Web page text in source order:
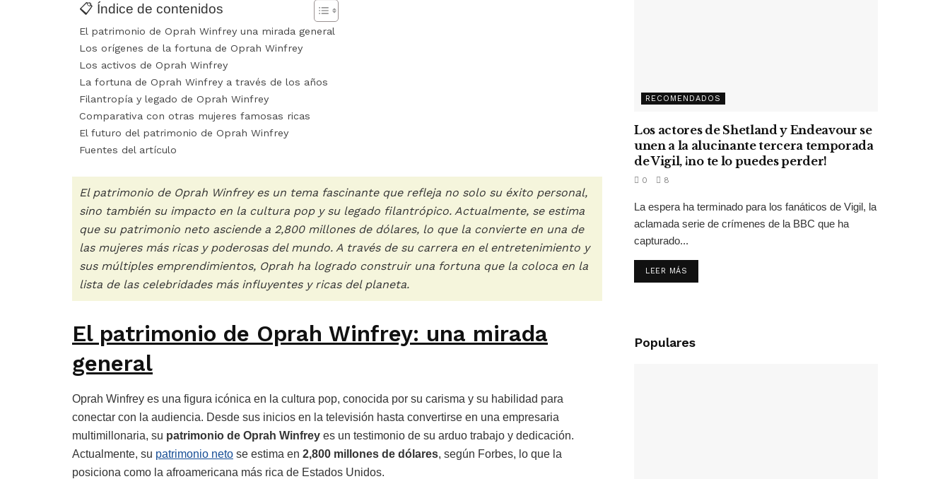
📋 Índice de contenidos
El patrimonio de Oprah Winfrey una mirada general
Los orígenes de la fortuna de Oprah Winfrey
Los activos de Oprah Winfrey
La fortuna de Oprah Winfrey a través de los años
Filantropía y legado de Oprah Winfrey
Comparativa con otras mujeres famosas ricas
El futuro del patrimonio de Oprah Winfrey
Fuentes del artículo
El patrimonio de Oprah Winfrey es un tema fascinante que refleja no solo su éxito personal,
sino también su impacto en la cultura pop y su legado filantrópico. Actualmente, se estima
que su patrimonio neto asciende a 2,800 millones de dólares, lo que la convierte en una de
las mujeres más ricas y poderosas del mundo. A través de su carrera en el entretenimiento y
sus múltiples emprendimientos, Oprah ha logrado construir una fortuna que la coloca en la
lista de las celebridades más influyentes y ricas del planeta.
El patrimonio de Oprah Winfrey: una mirada
general
Oprah Winfrey es una figura icónica en la cultura pop, conocida por su carisma y su habilidad para
conectar con la audiencia. Desde sus inicios en la televisión hasta convertirse en una empresaria
multimillonaria, su patrimonio de Oprah Winfrey es un testimonio de su arduo trabajo y dedicación.
Actualmente, su patrimonio neto se estima en 2,800 millones de dólares, según Forbes, lo que la
posiciona como la afroamericana más rica de Estados Unidos.
RECOMENDADOS
Los actores de Shetland y Endeavour se
unen a la alucinante tercera temporada
de Vigil, ¡no te lo puedes perder!
0 8
La espera ha terminado para los fanáticos de Vigil, la
aclamada serie de crímenes de la BBC que ha
capturado...
LEER MÁS
Populares